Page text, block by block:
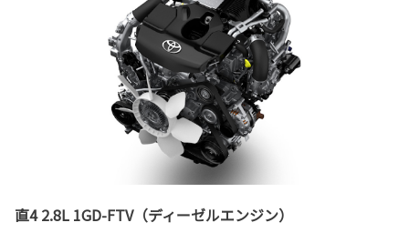
直4 2.8L 1GD-FTV（ディーゼルエンジン）